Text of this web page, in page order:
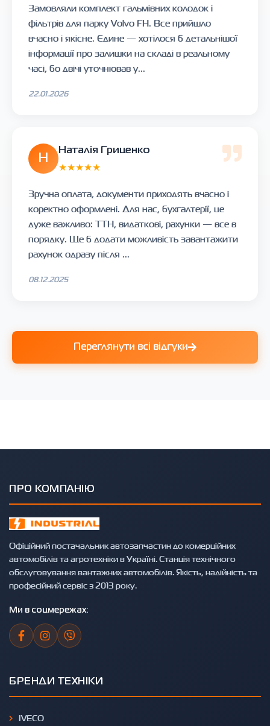
Замовляли комплект гальмівних колодок і
фільтрів для парку Volvo FH. Все прийшло
вчасно і якісне. Єдине — хотілося б детальнішої
інформації про залишки на складі в реальному
часі, бо двічі уточнював у...
22.01.2026
Н
Наталія Гриценко
★★★★★
Зручна оплата, документи приходять вчасно і
коректно оформлені. Для нас, бухгалтерії, це
дуже важливо: ТТН, видаткові, рахунки — все в
порядку. Ще б додати можливість завантажити
рахунок одразу після ...
08.12.2025
Переглянути всі відгуки
ПРО КОМПАНІЮ
Офіційний постачальник автозапчастин до комерційних
автомобілів та агротехніки в Україні. Станція технічного
обслуговування вантажних автомобілів. Якість, надійність та
професійний сервіс з 2013 року.
Ми в соцмережах:
БРЕНДИ ТЕХНІКИ
IVECO